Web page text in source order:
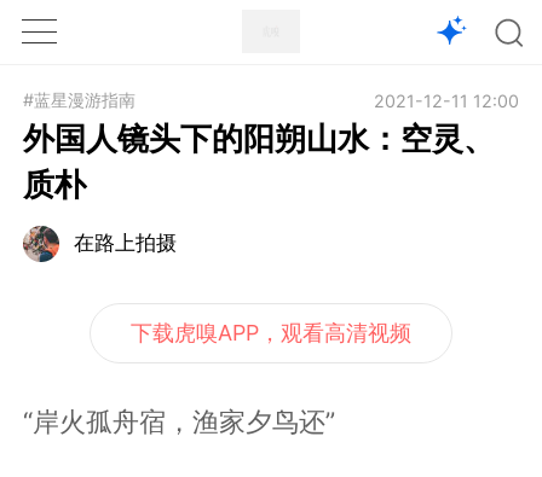
1X
#蓝星漫游指南 2021-12-11 12:00
外国人镜头下的阳朔山水：空灵、
质朴
在路上拍摄
下载虎嗅APP，观看高清视频
“岸火孤舟宿，渔家夕鸟还”